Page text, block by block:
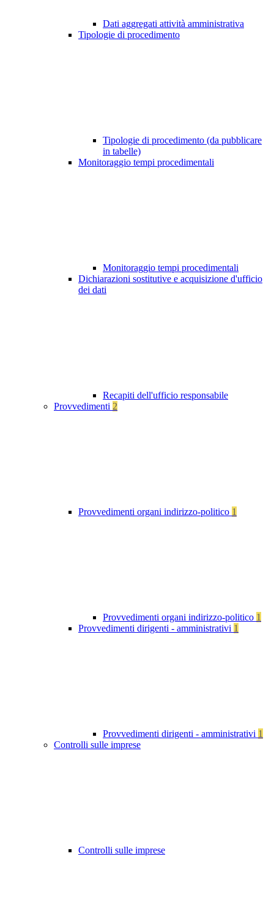
Dati aggregati attività amministrativa
Tipologie di procedimento
Tipologie di procedimento (da pubblicare
in tabelle)
Monitoraggio tempi procedimentali
Monitoraggio tempi procedimentali
Dichiarazioni sostitutive e acquisizione d'ufficio
dei dati
Recapiti dell'ufficio responsabile
Provvedimenti 2
Provvedimenti organi indirizzo-politico 1
Provvedimenti organi indirizzo-politico 1
Provvedimenti dirigenti - amministrativi 1
Provvedimenti dirigenti - amministrativi 1
Controlli sulle imprese
Controlli sulle imprese